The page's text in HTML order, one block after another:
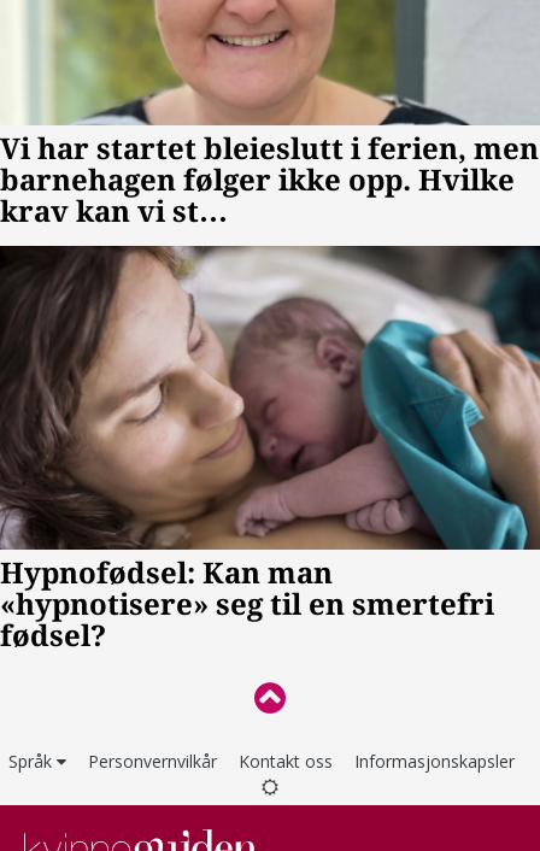
Språk Personvernvilkår Kontakt oss Informasjonskapsler